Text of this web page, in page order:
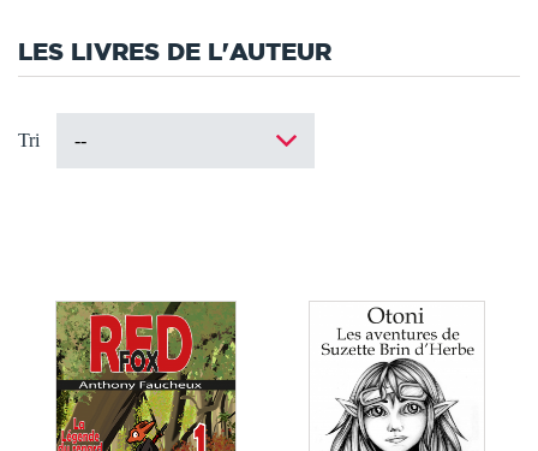
LES LIVRES DE L'AUTEUR
Tri